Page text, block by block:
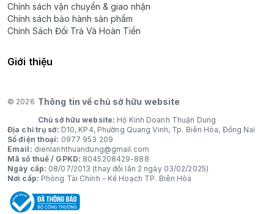
Chính sách vận chuyển & giao nhận
Chính sách bảo hành sản phẩm
Chính Sách Đổi Trả Và Hoàn Tiền
Giới thiệu
© 2026 Thông tin về chủ sở hữu website
Chủ sở hữu website: Hộ Kinh Doanh Thuận Dung
Địa chỉ trụ sở: D10, KP4, Phường Quang Vinh, Tp. Biên Hòa, Đồng Nai
Số điện thoại: 0977 953 209
Email: dienlanhthuandung@gmail.com
Mã số thuế / GPKD: 8045208429-888
Ngày cấp: 08/07/2013 (thay đổi lần 2 ngày 03/02/2025)
Nơi cấp: Phòng Tài Chính – Kế Hoạch TP. Biên Hòa